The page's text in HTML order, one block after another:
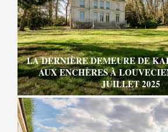
LA DERNIÈRE DEMEURE DE
AUX ENCHÈRES À
JUILLET 2025